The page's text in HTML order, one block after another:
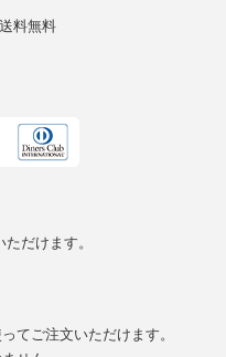
料無料
だけます。
てご注文いただけます。